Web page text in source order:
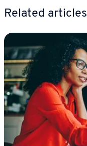
Related articles